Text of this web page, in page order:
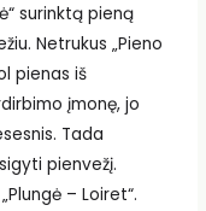
surinktą pieną
Netrukus „Pieno
pienas iš
įmonę, jo
Tada
pienvežį.
– Loiret“.